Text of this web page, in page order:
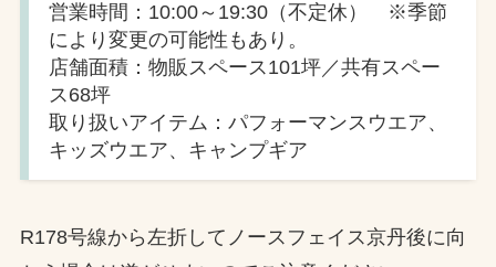
営業時間：10:00～19:30（不定休） ※季節
により変更の可能性もあり。
店舗面積：物販スペース101坪／共有スペー
ス68坪
取り扱いアイテム：パフォーマンスウエア、
キッズウエア、キャンプギア
R178号線から左折してノースフェイス京丹後に向